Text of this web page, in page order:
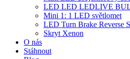
LED LED LEDLIVE
Mini 1: 1 LED světlomet
LED Turn Brake Reverse
Skryt Xenon
O nás
Stáhnout